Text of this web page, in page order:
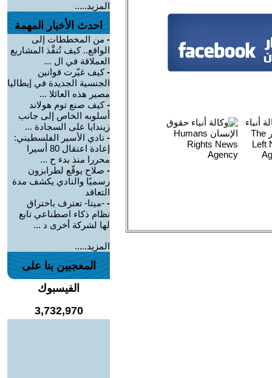
المزيد.....
احدث الأخبار المهمة
- من المخططات إلى
الواقع.. كيف تُنفَّذ المشاريع
العملاقة في ال ...
-كيف غيّرت قوانين
الجنسية الجديدة في إيطاليا
مصير هذه العائلا ...
-كيف صنع توم هولاند
أسلوبه الخاص إلى جانب
زيندايا على السجادة ...
- نادي الأسير الفلسطيني:
إعادة اعتقال 80 أسيرا
محررا منذ بدء ح ...
- صلاح يوقّع لطرابزون
رسميًا والنادي يكشف مدة
التعاقد
- -ميتا- تعترف باختراق
نظام ذكاء اصطناعي تابع
لها لشركة أخرى د ...
المزيد.....
المعجبين بنا على
الفيسبوك
3,732,970